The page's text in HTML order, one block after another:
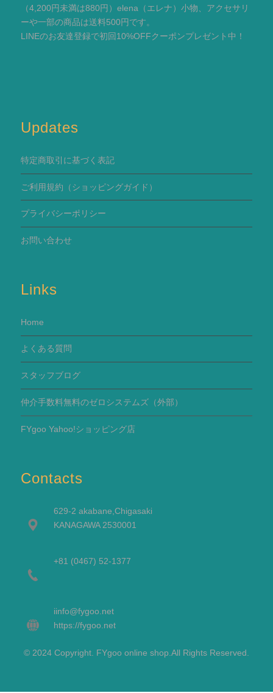
（4,200円未満は880円）elena（エレナ）小物、アクセサリ
ーや一部の商品は送料500円です。
LINEのお友達登録で初回10%OFFクーポンプレゼント中！
Updates
特定商取引に基づく表記
ご利用規約 （ショッピングガイド）
プライバシーポリシー
お問い合わせ
Links
Home
よくある質問
スタッフブログ
仲介手数料無料のゼロシステムズ（外部）
FYgoo Yahoo!ショッピング店
Contacts
629-2 akabane,Chigasaki
KANAGAWA 2530001
+81 (0467) 52-1377
iinfo@fygoo.net
https://fygoo.net
© 2024 Copyright. FYgoo online shop.All Rights Reserved.